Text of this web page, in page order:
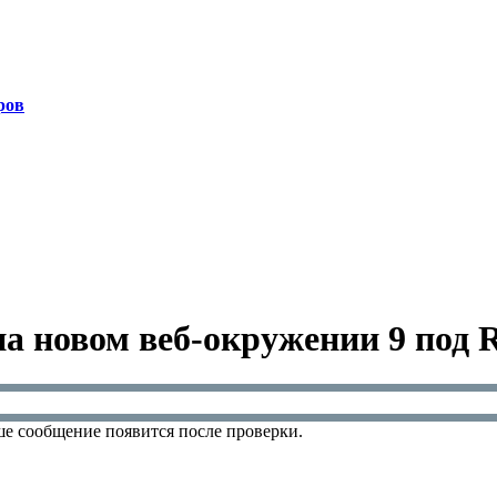
новом веб-окружении 9 под
сообщение появится после проверки.